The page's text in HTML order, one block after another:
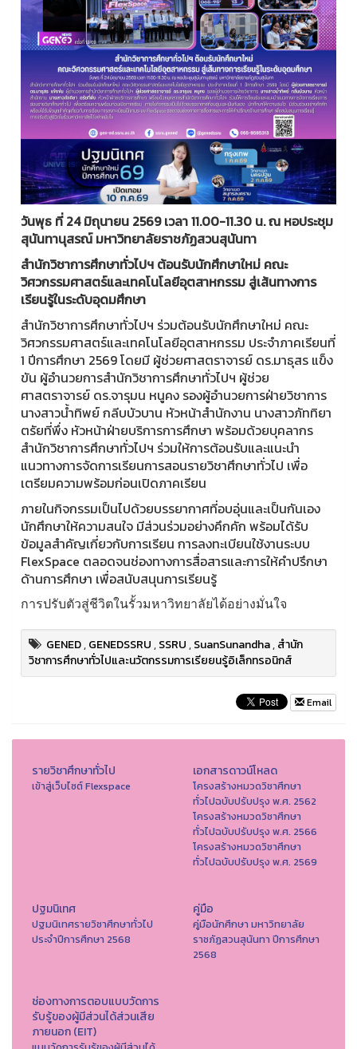
วันพุธ ที่ 24 มิถุนายน 2569 เวลา 11.00-11.30 น. ณ หอประชุม
สุนันทานุสรณ์ มหาวิทยาลัยราชภัฏสวนสุนันทา
สำนักวิชาการศึกษาทั่วไปฯ ต้อนรับนักศึกษาใหม่ คณะ
วิศวกรรมศาสตร์และเทคโนโลยีอุตสาหกรรม สู่เส้นทางการ
เรียนรู้ในระดับอุดมศึกษา
สำนักวิชาการศึกษาทั่วไปฯ ร่วมต้อนรับนักศึกษาใหม่ คณะ
วิศวกรรมศาสตร์และเทคโนโลยีอุตสาหกรรม ประจำภาคเรียนที่
1 ปีการศึกษา 2569 โดยมี ผู้ช่วยศาสตราจารย์ ดร.มาธุสร แข็ง
ขัน ผู้อำนวยการสำนักวิชาการศึกษาทั่วไปฯ ผู้ช่วย
ศาสตราจารย์ ดร.จารุมน หนูคง รองผู้อำนวยการฝ่ายวิชาการ
นางสาวน้ำทิพย์ กลีบบัวบาน หัวหน้าสำนักงาน นางสาวภัททิยา
ตรัยที่พึ่ง หัวหน้าฝ่ายบริการการศึกษา พร้อมด้วยบุคลากร
สำนักวิชาการศึกษาทั่วไปฯ ร่วมให้การต้อนรับและแนะนำ
แนวทางการจัดการเรียนการสอนรายวิชาศึกษาทั่วไป เพื่อ
เตรียมความพร้อมก่อนเปิดภาคเรียน
ภายในกิจกรรมเป็นไปด้วยบรรยากาศที่อบอุ่นและเป็นกันเอง
นักศึกษาให้ความสนใจ มีส่วนร่วมอย่างคึกคัก พร้อมได้รับ
ข้อมูลสำคัญเกี่ยวกับการเรียน การลงทะเบียนใช้งานระบบ
FlexSpace ตลอดจนช่องทางการสื่อสารและการให้คำปรึกษา
ด้านการศึกษา เพื่อสนับสนุนการเรียนรู้
การปรับตัวสู่ชีวิตในรั้วมหาวิทยาลัยได้อย่างมั่นใจ
GENED,GENEDSSRU,SSRU,SuanSunandha,สำนัก
วิชาการศึกษาทั่วไปและนวัตกรรมการเรียยนรู้อิเล็กทรอนิกส์
Email
รายวิชาศึกษาทั่วไป
เข้าสู่เว็บไซต์ Flexspace
เอกสารดาวน์โหลด
โครงสร้างหมวดวิชาศึกษา
ทั่วไปฉบับปรับปรุง พ.ศ. 2562
โครงสร้างหมวดวิชาศึกษา
ทั่วไปฉบับปรับปรุง พ.ศ. 2566
โครงสร้างหมวดวิชาศึกษา
ทั่วไปฉบับปรับปรุง พ.ศ. 2569
ปฐมนิเทศ
ปฐมนิเทศรายวิชาศึกษาทั่วไป
ประจำปีการศึกษา 2568
คู่มือ
คู่มือนักศึกษา มหาวิทยาลัย
ราชภัฏสวนสุนันทา ปีการศึกษา
2568
ช่องทางการตอบแบบวัดการ
รับรู้ของผู้มีส่วนได้ส่วนเสีย
ภายนอก (EIT)